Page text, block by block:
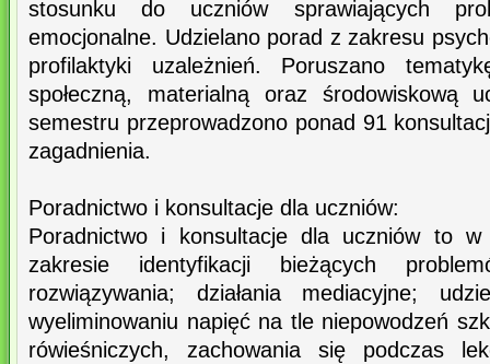
stosunku do uczniów sprawiających
emocjonalne. Udzielano porad z zakresu
profilaktyki uzależnień. Poruszano
społeczną, materialną oraz środowiskową
semestru przeprowadzono ponad 91
zagadnienia.
Poradnictwo i konsultacje dla uczniów:
Poradnictwo i konsultacje dla uczniów to
zakresie identyfikacji bieżących
rozwiązywania; działania mediacyjne;
wyeliminowaniu napięć na tle niepowodzeń
rówieśniczych, zachowania się podczas